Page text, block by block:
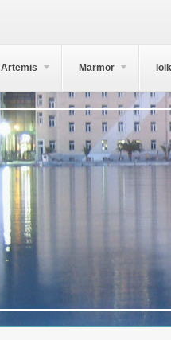
Artemis Marmor